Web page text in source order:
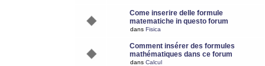
Come inserire delle formule
matematiche in questo forum
dans Fisica
Comment insérer des formules
mathématiques dans ce forum
dans Calcul